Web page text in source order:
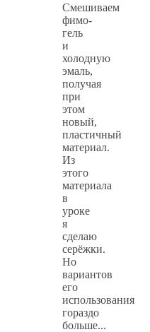
Смешиваем
фимо-
гель
и
холодную
эмаль,
получая
при
этом
новый,
пластичный
материал.
Из
этого
материала
в
уроке
я
сделаю
серёжки.
Но
вариантов
его
использования
гораздо
больше...